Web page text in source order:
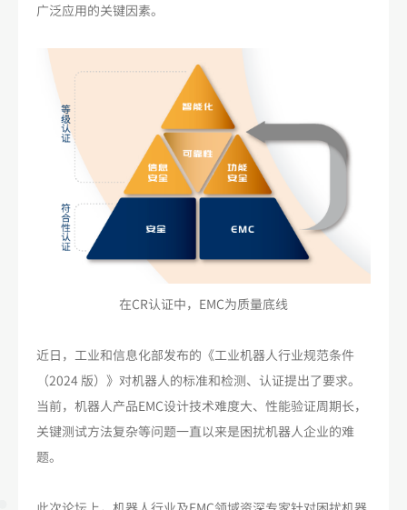
广泛应用的关键因素。
在CR认证中，EMC为质量底线
近日，工业和信息化部发布的《工业机器人行业规范条件
（2024 版）》对机器人的标准和检测、认证提出了要求。
当前，机器人产品EMC设计技术难度大、性能验证周期长，
关键测试方法复杂等问题一直以来是困扰机器人企业的难
题。